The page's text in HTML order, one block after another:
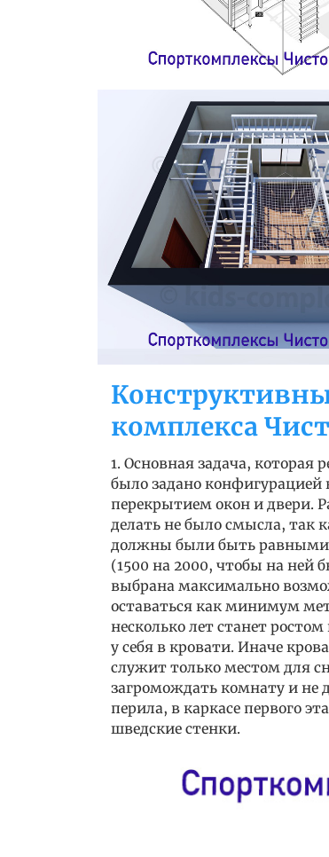
комплекса
1. Основная задача, которая
было задано
перекрытием окон и двери.
делать не было смысла, так
должны были быть
(1500 на 2000, чтобы на ней
выбрана максимально
оставаться как минимум
несколько лет станет
у себя в кровати. Иначе
служит только местом для
загромождать комнату и не
перила, в каркасе первого
шведские стенки.